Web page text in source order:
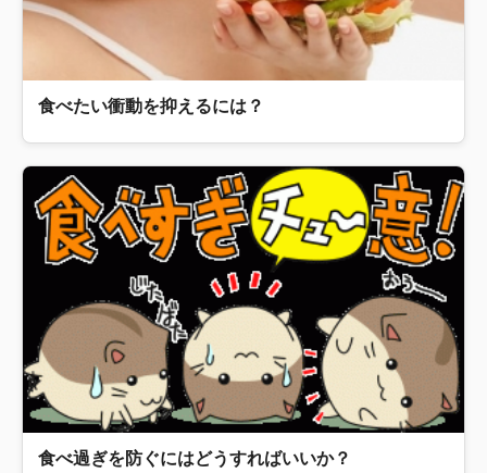
食べたい衝動を抑えるには？
食べ過ぎを防ぐにはどうすればいいか？